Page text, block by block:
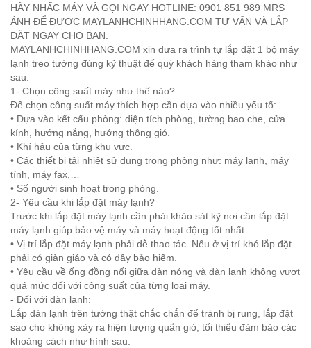
HÃY NHẤC MÁY VÀ GỌI NGAY HOTLINE: 0901 851 989 MRS
ÁNH ĐỂ ĐƯỢC MAYLANHCHINHHANG.COM TƯ VẤN VÀ LẮP
ĐẶT NGAY CHO BẠN.
MAYLANHCHINHHANG.COM xin đưa ra trình tự lắp đặt 1 bộ máy
lạnh treo tường đúng kỹ thuật để quý khách hàng tham khảo như
sau:
1- Chọn công suất máy như thế nào?
Để chọn công suất máy thích hợp cần dựa vào nhiều yếu tố:
• Dựa vào kết cấu phòng: diện tích phòng, tường bao che, cửa
kính, hướng nắng, hướng thông gió.
• Khí hậu của từng khu vực.
• Các thiết bị tải nhiệt sử dụng trong phòng như: máy lạnh, máy
tính, máy fax,…
• Số người sinh hoạt trong phòng.
2- Yêu cầu khi lắp đặt máy lạnh?
Trước khi lắp đặt máy lạnh cần phải khảo sát kỹ nơi cần lắp đặt
máy lạnh giúp bảo vệ máy và máy hoạt động tốt nhất.
• Vị trí lắp đặt máy lạnh phải dễ thao tác. Nếu ở vị trí khó lắp đặt
phải có giàn giáo và có dây bảo hiểm.
• Yêu cầu về ống đồng nối giữa dàn nóng và dàn lạnh không vượt
quá mức đối với công suất của từng loại máy.
- Đối với dàn lạnh:
Lắp dàn lạnh trên tường thật chắc chắn để tránh bị rung, lắp đặt
sao cho không xảy ra hiện tượng quẩn gió, tối thiểu đảm bảo các
khoảng cách như hình sau: